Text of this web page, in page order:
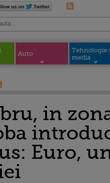
Auto
Tehnologie
media
in
Euro,